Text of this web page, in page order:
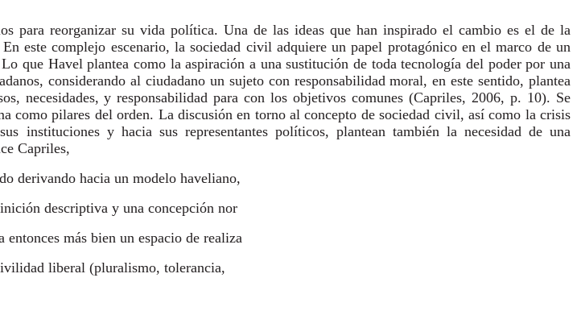
para reorganizar su vida política. Una de las ideas que han inspirado el cambio es el de la
este complejo escenario, la sociedad civil adquiere un papel protagónico en el marco de un
que Havel plantea como la aspiración a una sustitución de toda tecnología del poder por una
considerando al ciudadano un sujeto con responsabilidad moral, en este sentido, plantea
necesidades, y responsabilidad para con los objetivos comunes (Capriles, 2006, p. 10). Se
como pilares del orden. La discusión en torno al concepto de sociedad civil, así como la crisis
instituciones y hacia sus representantes políticos, plantean también la necesidad de una
Capriles,
derivando hacia un modelo haveliano,
descriptiva y una concepción nor
más bien un espacio de realiza
liberal (pluralismo, tolerancia,